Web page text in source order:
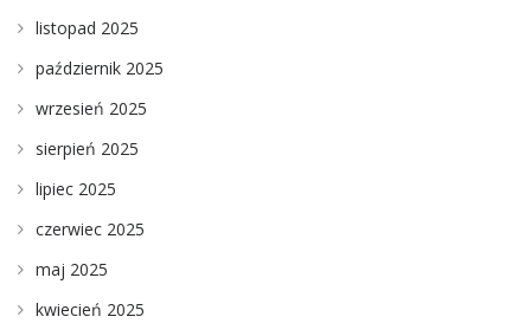
listopad 2025
październik 2025
wrzesień 2025
sierpień 2025
lipiec 2025
czerwiec 2025
maj 2025
kwiecień 2025